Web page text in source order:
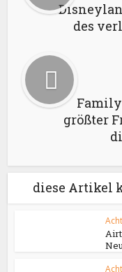
des
größter
diese Artikel